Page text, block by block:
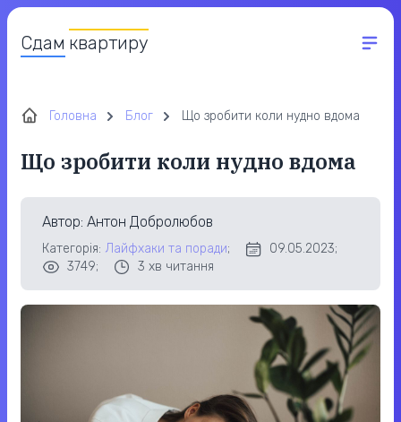
Сдам квартиру
Головна Блог Що зробити коли нудно вдома
Що зробити коли нудно вдома
Автор: Антон Добролюбов
Категорія: Лайфхаки та поради;
09.05.2023;
3749;
3 хв читання